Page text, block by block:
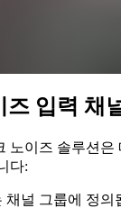
즈 입력 채
노이즈 솔루션은
다:
채널 그룹에 정의